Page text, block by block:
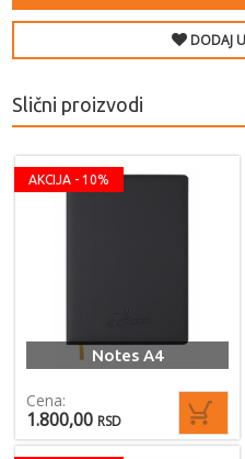
DODAJ U
Slični proizvodi
AKCIJA - 10%
Notes A4
Cena:
1.800,00 RSD